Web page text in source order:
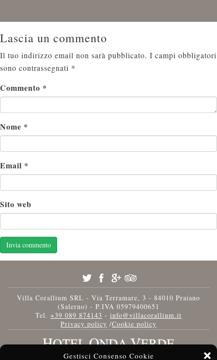
Gestisci Consenso Cookie
Lascia un commento
Il tuo indirizzo email non sarà pubblicato. I campi obbligatori
sono contrassegnati *
Commento *
Nome *
Email *
Sito web
Villa Corallium SRL - Via Terramare, 3 - 84010 Praiano
(Salerno) - P.IVA 05979400651
Tel. +39 089 874143 - info@villacorallium.it
Privacy policy /Cookie policy